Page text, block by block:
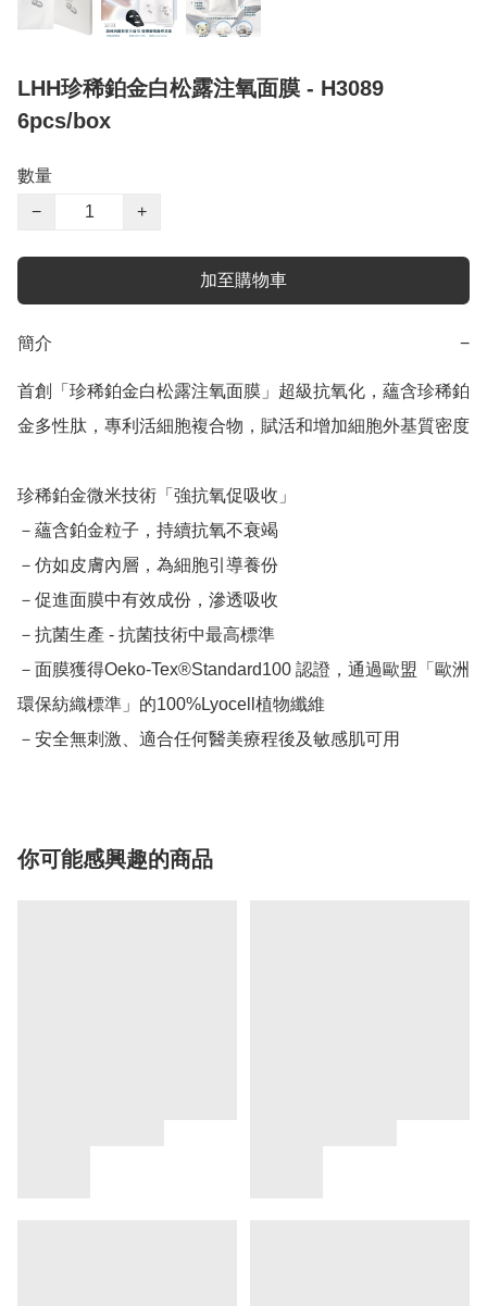
LHH珍稀鉑金白松露注氧面膜 - H3089
6pcs/box
數量
−
+
加至購物車
簡介 −
首創「珍稀鉑金白松露注氧面膜」超級抗氧化，蘊含珍稀鉑
金多性肽，專利活細胞複合物，賦活和增加細胞外基質密度
珍稀鉑金微米技術「強抗氧促吸收」
－蘊含鉑金粒子，持續抗氧不衰竭
－仿如皮膚內層，為細胞引導養份
－促進面膜中有效成份，滲透吸收
－抗菌生產 - 抗菌技術中最高標準
－面膜獲得Oeko-Tex®Standard100 認證，通過歐盟「歐洲
環保紡織標準」的100%Lyocell植物纖維
－安全無刺激、適合任何醫美療程後及敏感肌可用
你可能感興趣的商品